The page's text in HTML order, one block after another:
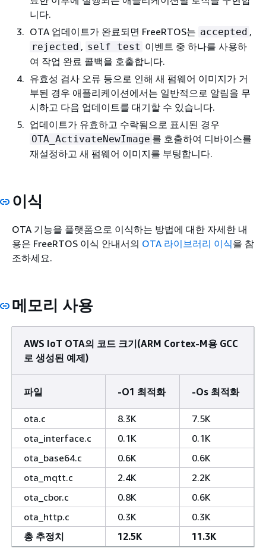
니다.
OTA 업데이트가 완료되면 FreeRTOS는 accepted ,
rejected , self test 이벤트 중 하나를 사용하
여 작업 완료 콜백을 호출합니다.
유효성 검사 오류 등으로 인해 새 펌웨어 이미지가 거
부된 경우 애플리케이션에서는 일반적으로 알림을 무
시하고 다음 업데이트를 대기할 수 있습니다.
업데이트가 유효하고 수락됨으로 표시된 경우
OTA_ActivateNewImage 를 호출하여 디바이스를
재설정하고 새 펌웨어 이미지를 부팅합니다.
이식
OTA 기능을 플랫폼으로 이식하는 방법에 대한 자세한 내
용은 FreeRTOS 이식 안내서의 OTA 라이브러리 이식을 참
조하세요.
메모리 사용
AWS IoT OTA의 코드 크기(ARM Cortex-M용 GCC
로 생성된 예제)
파일 -O1 최적화 -Os 최적화
ota.c 8.3K
7.5K
ota_interface.c
0.1K
0.1K
ota_base64.c
0.6K
0.6K
ota_mqtt.c
2.4K
2.2K
ota_cbor.c
0.8K
0.6K
ota_http.c
0.3K
0.3K
총 추정치
12.5K 11.3K